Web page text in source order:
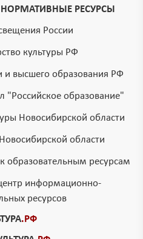
РЕСУРСЫ
России
культуры РФ
и высшего образования РФ
"Российское образование"
Новосибирской области
области
образовательным ресурсам
информационно-
ресурсов
.РФ